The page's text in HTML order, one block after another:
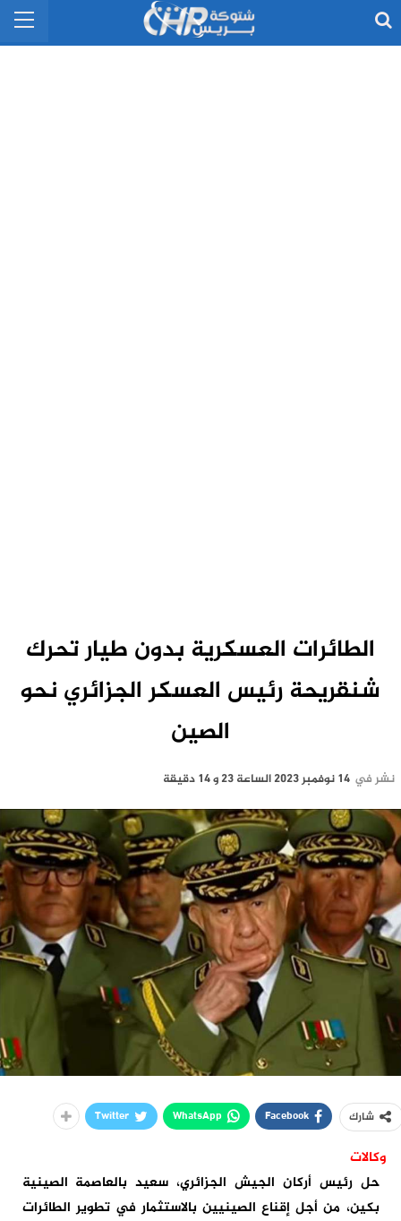
الطائرات العسكرية بدون طيار تحرك
شنقريحة رئيس العسكر الجزائري نحو
الصين
نشر في 14 نوفمبر 2023 الساعة 23 و 14 دقيقة
شارك Facebook
WhatsApp
Twitter
وكالات
حل رئيس أركان الجيش الجزائري، سعيد بالعاصمة الصينية
بكين، من أجل إقناع الصينيين بالاستثمار في تطوير الطائرات